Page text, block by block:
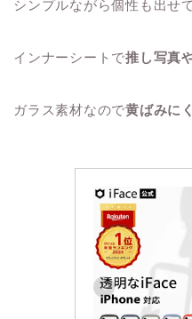
シンプルながら個性も出せて
インナーシートで推し写真
ガラス素材なので黄ばみに